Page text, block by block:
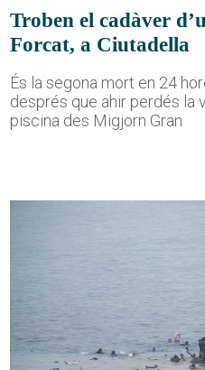
Troben el cadàver
Forcat, a Ciutadella
És la segona mort en 24
després que ahir perdés la
piscina des Migjorn Gran